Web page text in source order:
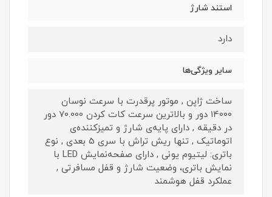
استند شارژ
دارد
سایر ویژگی‌ها
ساخت ژاپن , موتور پرقدرت با سرعت نوسان
14000 دور و بالاترین سرعت کات کردن 70.000 دور
در دقیقه , دارای پایه‌ی شارژ و تمیز‌کننده‌ی
اتوماتیک , تنها ریش تراش با سری 5 بعدی , نوع
باتری: لیتیوم یونی , دارای صفحه‌نمایش LED با
نمایش باتری، وضعیت شارژ و قفل مسافرتی ,
عملکرد قفل هوشمند